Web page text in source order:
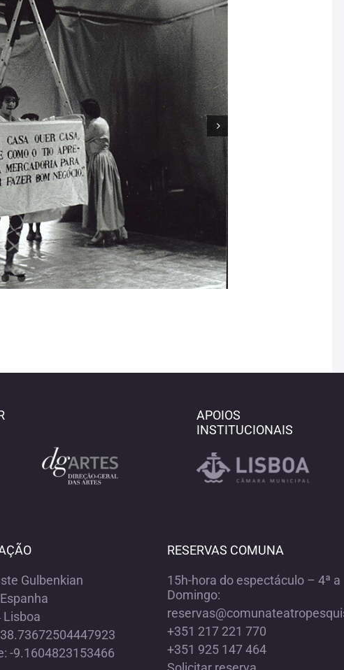
APOIOS
INSTITUCIONAIS
Gulbenkian
Lisboa
-9.1604823153466
RESERVAS COMUNA
15h-hora do espectáculo – 4ª a
Domingo:
+351 217 221 770
+351 925 147 464